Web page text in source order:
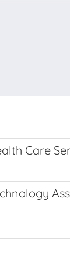
Care